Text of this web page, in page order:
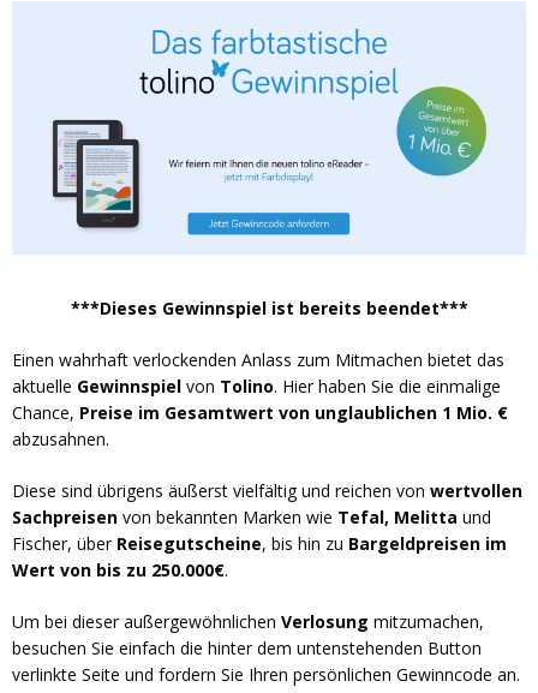
***Dieses Gewinnspiel ist bereits beendet***
Einen wahrhaft verlockenden Anlass zum Mitmachen bietet das
aktuelle Gewinnspiel von Tolino. Hier haben Sie die einmalige
Chance, Preise im Gesamtwert von unglaublichen 1 Mio. €
abzusahnen.
Diese sind übrigens äußerst vielfältig und reichen von wertvollen
Sachpreisen von bekannten Marken wie Tefal, Melitta und
Fischer, über Reisegutscheine, bis hin zu Bargeldpreisen im
Wert von bis zu 250.000€.
Um bei dieser außergewöhnlichen Verlosung mitzumachen,
besuchen Sie einfach die hinter dem untenstehenden Button
verlinkte Seite und fordern Sie Ihren persönlichen Gewinncode an.